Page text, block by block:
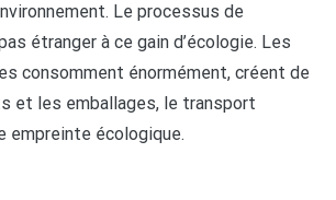
Le processus de
étranger à ce gain d’écologie. Les
consomment énormément, créent de
et les emballages, le transport
empreinte écologique.